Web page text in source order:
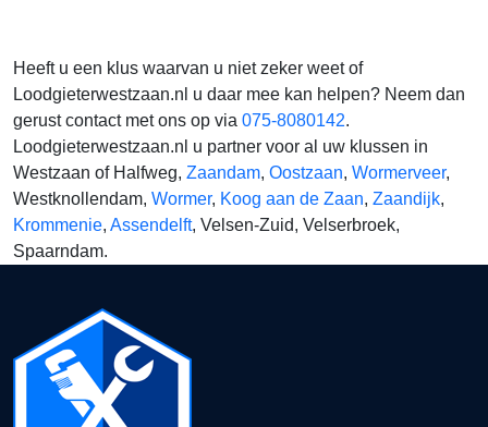
Heeft u een klus waarvan u niet zeker weet of
Loodgieterwestzaan.nl u daar mee kan helpen? Neem dan
gerust contact met ons op via 075-8080142.
Loodgieterwestzaan.nl u partner voor al uw klussen in
Westzaan of Halfweg, Zaandam, Oostzaan, Wormerveer,
Westknollendam, Wormer, Koog aan de Zaan, Zaandijk,
Krommenie, Assendelft, Velsen-Zuid, Velserbroek,
Spaarndam.